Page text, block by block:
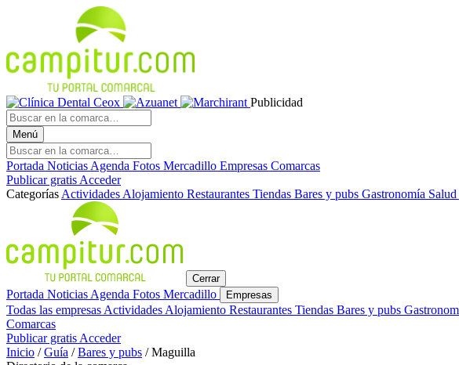
Publicidad
Menú
Portada Noticias Agenda Fotos Mercadillo Empresas Comarcas
Publicar gratis Acceder
Categorías Actividades Alojamiento Restaurantes Tiendas Bares y pubs Gastronomía Salud
Cerrar
Portada Noticias Agenda Fotos Mercadillo Empresas
Todas las empresas Actividades Alojamiento Restaurantes Tiendas Bares y pubs
Comarcas
Publicar gratis Acceder
Inicio / Guía / Bares y pubs / Maguilla